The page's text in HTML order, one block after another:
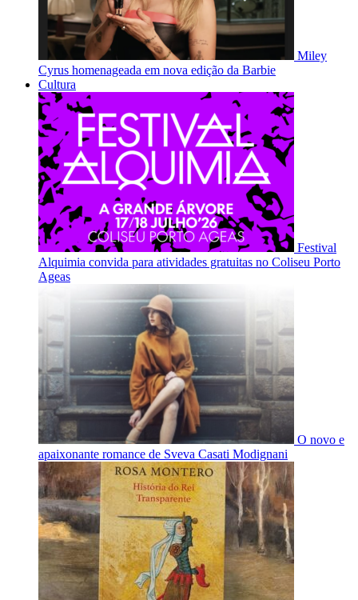
Miley
Cyrus homenageada em nova edição da Barbie
Cultura
Festival
Alquimia convida para atividades gratuitas no Coliseu Porto
Ageas
O novo e
apaixonante romance de Sveva Casati Modignani